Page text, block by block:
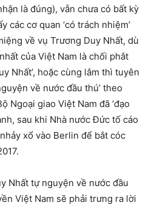
là đúng), vẫn chưa có bất kỳ
các cơ quan ‘có trách nhiệm’
về vụ Trương Duy Nhất, dù
của Việt Nam là chối phắt
Nhất’, hoặc cùng lắm thì tuyên
về nước đầu thú’ theo
Ngoại giao Việt Nam đã ‘đạo
sau khi Nhà nước Đức tố cáo
xổ vào Berlin để bắt cóc
Nhất tự nguyện về nước đầu
Việt Nam sẽ phải trưng ra lời